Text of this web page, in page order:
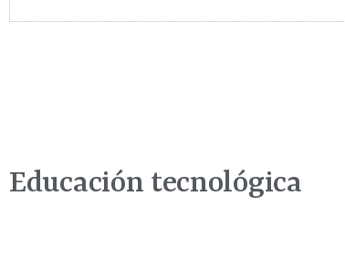
Educación tecnológica